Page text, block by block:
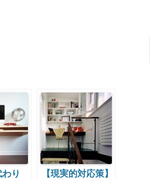
わり
【現実的対応策】